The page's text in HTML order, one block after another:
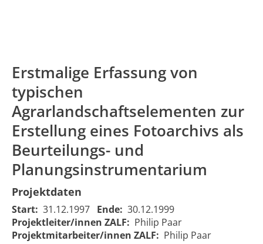
178
Erstmalige Erfassung von
typischen
Agrarlandschaftselementen
zur Erstellung eines
Fotoarchivs als
Beurteilungs- und
Initial
agricultural
build a photo
archive as a
basis for
Erstmalige Erfassung von
typischen
Agrarlandschaftselementen zur
Erstellung eines Fotoarchivs als
Beurteilungs- und
Planungsinstrumentarium
Projektdaten
Start: 31.12.1997 Ende: 30.12.1999
Projektleiter/innen ZALF: Philip Paar
Projektmitarbeiter/innen ZALF: Philip Paar